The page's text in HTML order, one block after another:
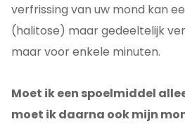
verfrissing van uw mond kan
(halitose) maar gedeeltelijk
maar voor enkele minuten.
Moet ik een spoelmiddel
moet ik daarna ook mijn